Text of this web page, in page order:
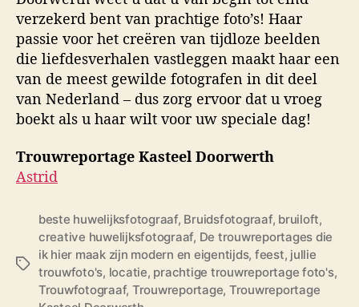
verzekerd bent van prachtige foto’s! Haar
passie voor het creëren van tijdloze beelden
die liefdesverhalen vastleggen maakt haar een
van de meest gewilde fotografen in dit deel
van Nederland – dus zorg ervoor dat u vroeg
boekt als u haar wilt voor uw speciale dag!
Trouwreportage Kasteel Doorwerth
Astrid
T
beste huwelijksfotograaf, Bruidsfotograaf, bruiloft,
creative huwelijksfotograaf, De trouwreportages die
ik hier maak zijn modern en eigentijds, feest, jullie
trouwfoto's, locatie, prachtige trouwreportage foto's,
Trouwfotograaf, Trouwreportage, Trouwreportage